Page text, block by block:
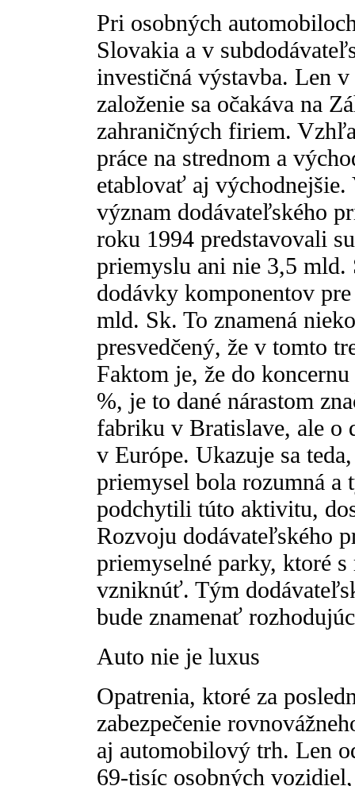
Pri osobných
Slovakia a v
investičná výstavba. Len
založenie sa očakáva na
zahraničných firiem.
práce na strednom a
etablovať aj
význam dodávateľského
roku 1994 predstavovali
priemyslu ani nie 3,5
dodávky komponentov
mld. Sk. To znamená
presvedčený, že v tomto
Faktom je, že do
%, je to dané nárastom
fabriku v Bratislave, ale o
v Európe. Ukazuje sa
priemysel bola rozumná a
podchytili túto aktivitu,
Rozvoju dodávateľského
priemyselné parky, ktoré
vzniknúť. Tým
bude znamenať
Auto nie je luxus
Opatrenia, ktoré za
zabezpečenie
aj automobilový trh. Len
69-tisíc osobných